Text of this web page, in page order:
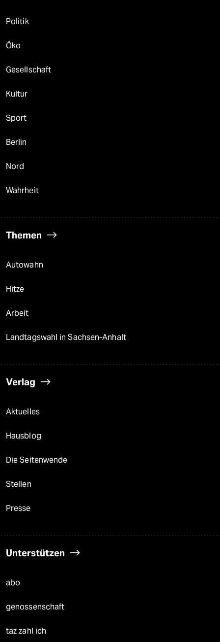
Politik
Öko
Gesellschaft
Kultur
Sport
Berlin
Nord
Wahrheit
Themen
Autowahn
Hitze
Arbeit
Landtagswahl in Sachsen-Anhalt
Verlag
Aktuelles
Hausblog
Die Seitenwende
Stellen
Presse
Unterstützen
abo
genossenschaft
taz zahl ich